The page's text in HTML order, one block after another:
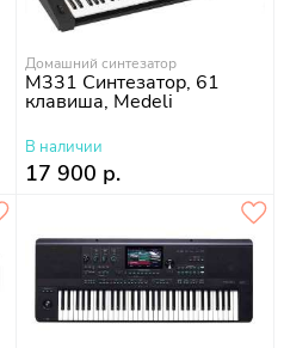
Домашний синтезатор
M331 Синтезатор, 61
клавиша, Medeli
В наличии
17 900 р.